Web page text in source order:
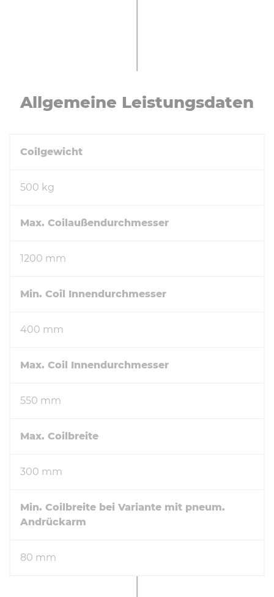
All­ge­mei­ne Leis­tungs­da­ten
Coilgewicht
500 kg
Max. Coilaußendurchmesser
1200 mm
Min. Coil Innendurchmesser
400 mm
Max. Coil Innendurchmesser
550 mm
Max. Coilbreite
300 mm
Min. Coilbreite bei Variante mit pneum.
Andrückarm
80 mm